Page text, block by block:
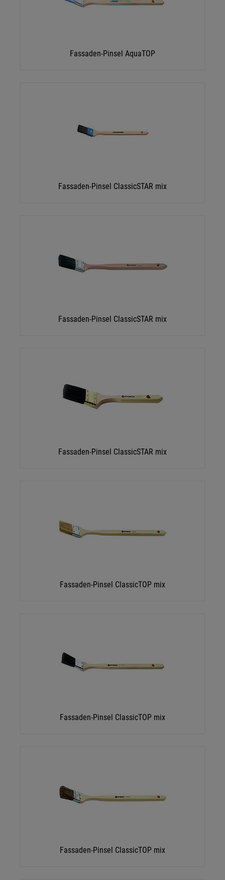
Fassaden-Pinsel AquaTOP
Fassaden-Pinsel ClassicSTAR mix
Fassaden-Pinsel ClassicSTAR mix
Fassaden-Pinsel ClassicSTAR mix
Fassaden-Pinsel ClassicTOP mix
Fassaden-Pinsel ClassicTOP mix
Fassaden-Pinsel ClassicTOP mix